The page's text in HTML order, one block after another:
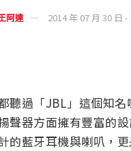
阿達 2014 年 07 月 30 日
聽過「JBL」這個知
聲器方面擁有豐富的
的藍牙耳機與喇叭，